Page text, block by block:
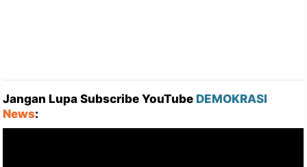
Jangan Lupa Subscribe YouTube DEMOKRASI
News: